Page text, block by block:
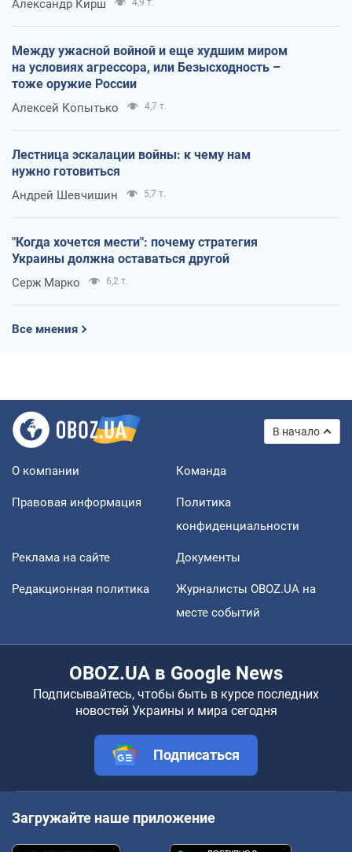
Александр Кирш 4,9 т.
Между ужасной войной и еще худшим миром
на условиях агрессора, или Безысходность –
тоже оружие России
Алексей Копытько 4,7 т.
Лестница эскалации войны: к чему нам
нужно готовиться
Андрей Шевчишин 5,7 т.
"Когда хочется мести": почему стратегия
Украины должна оставаться другой
Серж Марко 6,2 т.
Все мнения
В начало
О компании Команда
Правовая информация
Политика
конфиденциальности
Реклама на сайте Документы
Редакционная политика
Журналисты OBOZ.UA на
месте событий
OBOZ.UA в Google News
Подписывайтесь, чтобы быть в курсе последних
новостей Украины и мира сегодня
Подписаться
Загружайте наше приложение